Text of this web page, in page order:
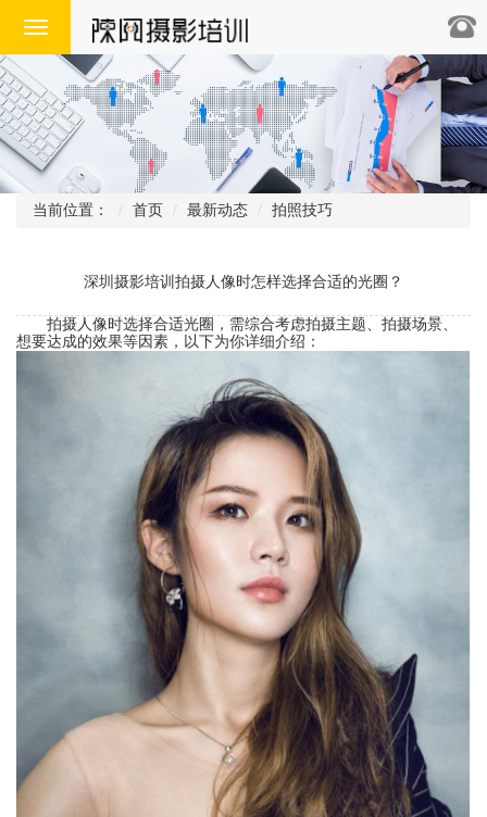
Toggle
navigation
当前位置： 首页 最新动态 拍照技巧
深圳摄影培训拍摄人像时怎样选择合适的光圈？
拍摄人像时选择合适光圈，需综合考虑拍摄主题、拍摄场景、
想要达成的效果等因素，以下为你详细介绍：